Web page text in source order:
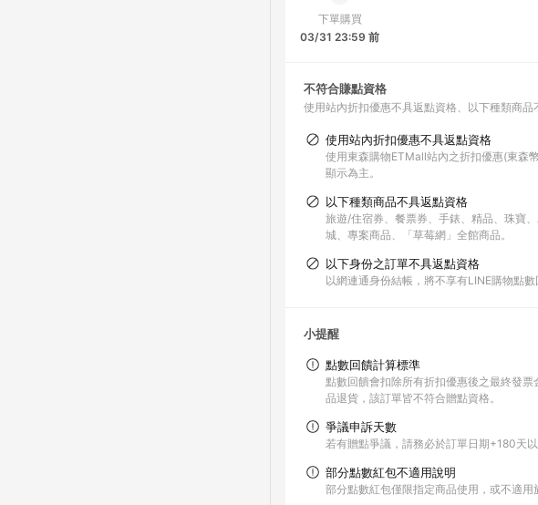
下單購買
03/31 23:59 前
不符合賺點資格
使用站內折扣優惠不具返點資格 以下種類商品
使用站內折扣優惠不具返點資格
使用東森購物ETMall站內之折扣優惠(東森
顯示為主。
以下種類商品不具返點資格
旅遊/住宿券、餐票券、手錶、精品、珠寶
城、專案商品、「草莓網」全館商品。
以下身份之訂單不具返點資格
以網連通身份結帳，將不享有LINE購物點
小提醒
點數回饋計算標準
點數回饋會扣除所有折扣優惠後之最終發
品退貨，該訂單皆不符合贈點資格。
爭議申訴天數
若有贈點爭議，請務必於訂單日期+180天
部分點數紅包不適用說明
部分點數紅包僅限指定商品使用，或不適用